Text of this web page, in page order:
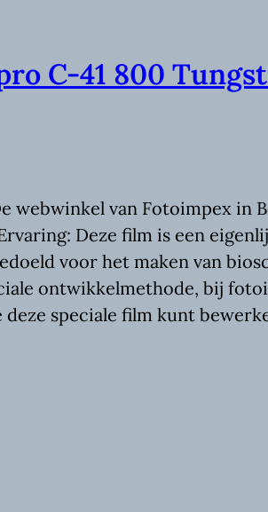
C-41 800
webwinkel van Fotoimpex in
Deze film is een
voor het maken van
ontwikkelmethode, bij
deze speciale film kunt